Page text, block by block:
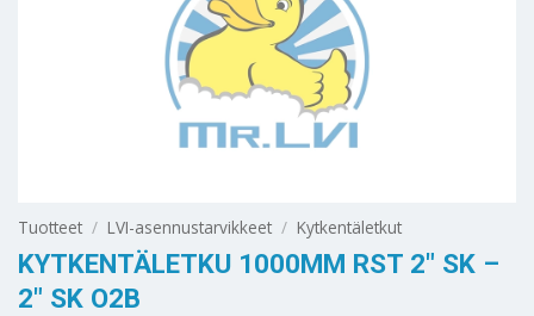
Tuotteet / LVI-asennustarvikkeet / Kytkentäletkut
KYTKENTÄLETKU 1000MM RST 2″ SK –
2″ SK O2B